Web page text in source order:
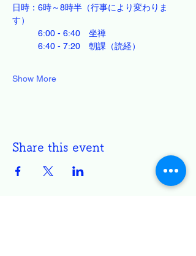
日時：6時～8時半（行事により変わりま
す）
6:00 - 6:40　坐禅
6:40 - 7:20　朝課（読経）
Show More
Share this event